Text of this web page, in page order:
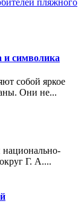
пляжного
и символика
собой яркое
Они не...
Г. А....